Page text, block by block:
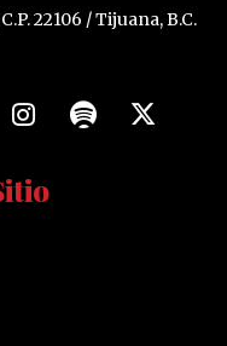
22106 / Tijuana, B.C.